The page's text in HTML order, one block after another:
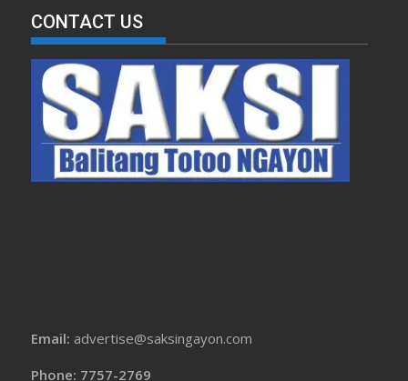
CONTACT US
Email: advertise@saksingayon.com
Phone: 7757-2769